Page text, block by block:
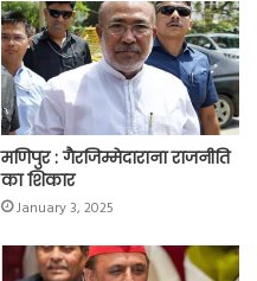
मणिपुर : गैरजिम्मेदाराना राजनीति
का शिकार
January 3, 2025